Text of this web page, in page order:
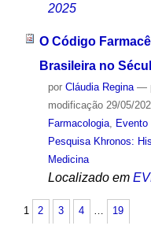
2025
O Código
Brasileira no
por Cláudia Regina —
modificação29/05/
Farmacologia, Evento
Pesquisa Khronos:
Medicina
Localizado em
1 2 3 4 … 19